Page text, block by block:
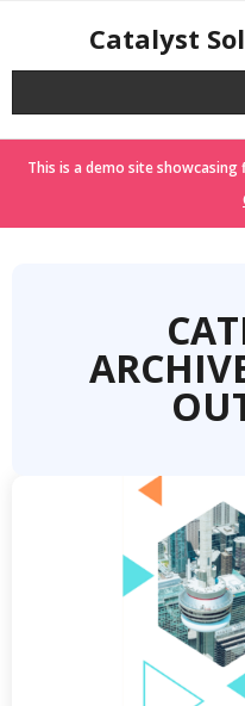
Catalyst
This is a demo site